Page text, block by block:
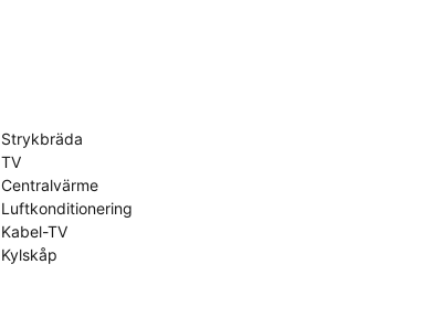
Strykbräda
TV
Centralvärme
Luftkonditionering
Kabel-TV
Kylskåp